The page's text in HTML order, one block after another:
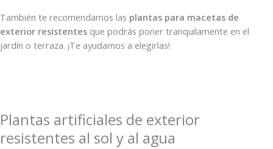
También te recomendamos las plantas para macetas de
exterior resistentes que podrás poner tranquilamente en el
jardín o terraza. ¡Te ayudamos a elegirlas!
Plantas artificiales de exterior
resistentes al sol y al agua